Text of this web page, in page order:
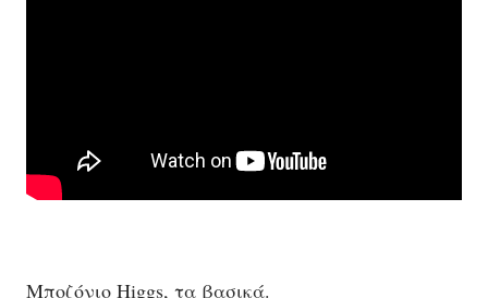
Μποζόνιο Higgs, τα βασικά.